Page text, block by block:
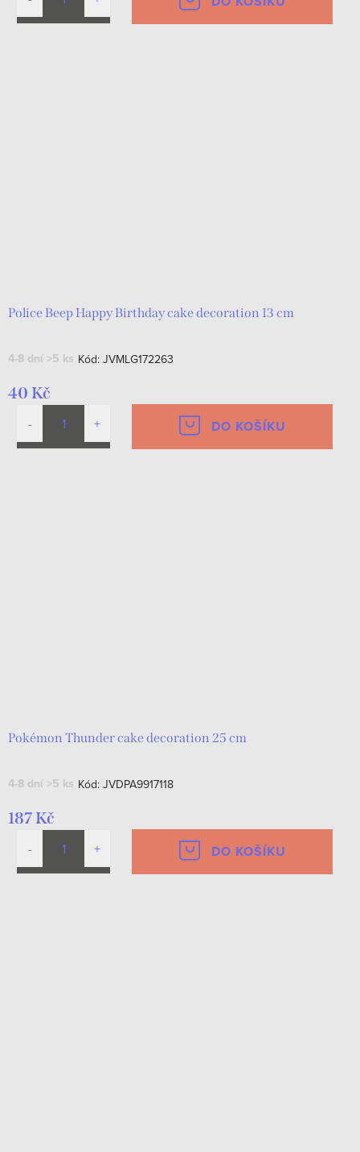
Police Beep Happy Birthday cake decoration 13 cm
4-8 dní >5 ks Kód: JVMLG172263
40 Kč
DO KOŠÍKU
Pokémon Thunder cake decoration 25 cm
4-8 dní >5 ks Kód: JVDPA9917118
187 Kč
DO KOŠÍKU